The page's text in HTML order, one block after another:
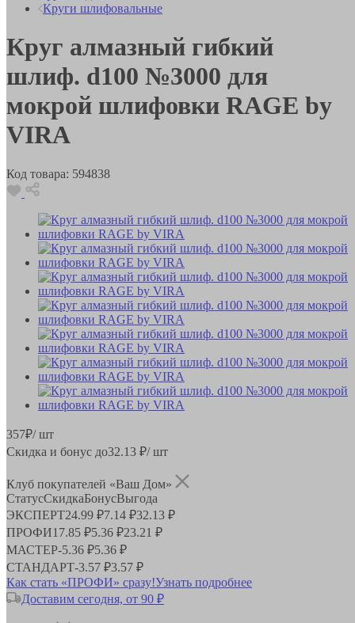
Круги шлифовальные
Круг алмазный гибкий
шлиф. d100 №3000 для
мокрой шлифовки RAGE by
VIRA
Код товара: 594838
357₽/ шт
Скидка и бонус до32.13 ₽/ шт
Клуб покупателей «Ваш Дом»
СтатусСкидкаБонусВыгода
ЭКСПЕРТ24.99 ₽7.14 ₽32.13 ₽
ПРОФИ17.85 ₽5.36 ₽23.21 ₽
МАСТЕР-5.36 ₽5.36 ₽
СТАНДАРТ-3.57 ₽3.57 ₽
Как стать «ПРОФИ» сразу!Узнать подробнее
Доставим сегодня, от 90 ₽